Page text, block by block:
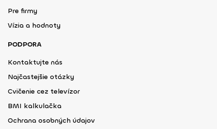
Pre firmy
Vízia a hodnoty
PODPORA
Kontaktujte nás
Najčastejšie otázky
Cvičenie cez televízor
BMI kalkulačka
Ochrana osobných údajov